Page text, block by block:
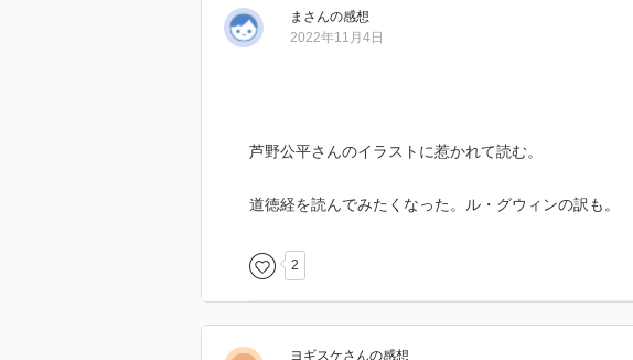
ま さんの感想
2022年11月4日
芦野公平さんのイラストに惹かれて読む。
道徳経を読んでみたくなった。ル・グウィンの訳も。
2
ヨギスケさんの感想